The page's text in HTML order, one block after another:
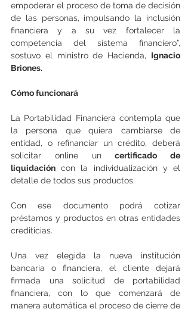
empoderar el proceso de toma de decisión
de las personas, impulsando la inclusión
financiera y a su vez fortalecer la
competencia del sistema financiero”,
sostuvo el ministro de Hacienda, Ignacio
Briones.
Cómo funcionará
La Portabilidad Financiera contempla que
la persona que quiera cambiarse de
entidad, o refinanciar un crédito, deberá
solicitar online un certificado de
liquidación con la individualización y el
detalle de todos sus productos.
Con ese documento podrá cotizar
préstamos y productos en otras entidades
crediticias.
Una vez elegida la nueva institución
bancaria o financiera, el cliente dejará
firmada una solicitud de portabilidad
financiera, con lo que comenzará de
manera automática el proceso de cierre de